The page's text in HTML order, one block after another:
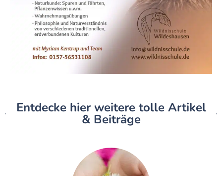
Entdecke hier weitere tolle Artikel
& Beiträge